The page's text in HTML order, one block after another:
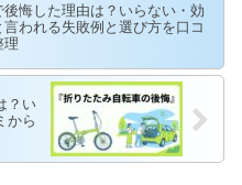
後悔した理由は？いらない・効
言われる失敗例と選び方を口コ
理
？い
から